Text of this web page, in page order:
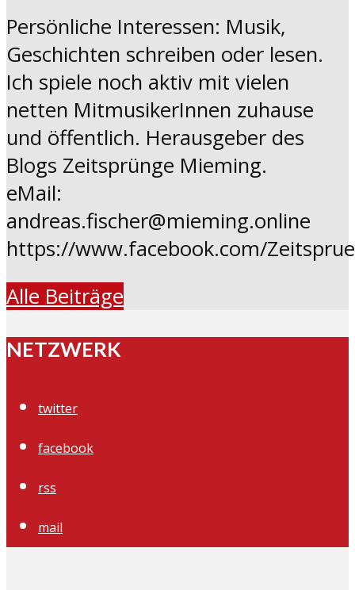
Persönliche Interessen: Musik,
Geschichten schreiben oder lesen.
Ich spiele noch aktiv mit vielen
netten MitmusikerInnen zuhause
und öffentlich. Herausgeber des
Blogs Zeitsprünge Mieming.
eMail:
andreas.fischer@mieming.online
https://www.facebook.com/
Alle Beiträge
NETZWERK
twitter
facebook
rss
mail